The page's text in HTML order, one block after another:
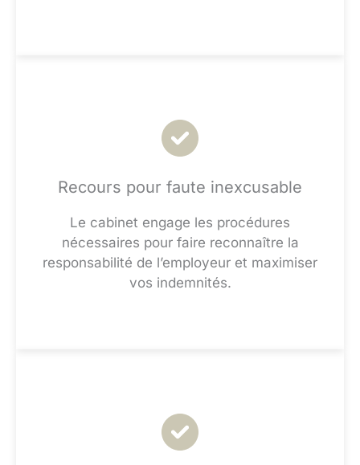
Recours pour faute inexcusable
Le cabinet engage les procédures
nécessaires pour faire reconnaître la
responsabilité de l’employeur et maximiser
vos indemnités.